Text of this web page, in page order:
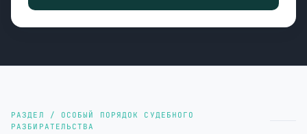
РАЗДЕЛ / ОСОБЫЙ ПОРЯДОК СУДЕБНОГО
РАЗБИРАТЕЛЬСТВА